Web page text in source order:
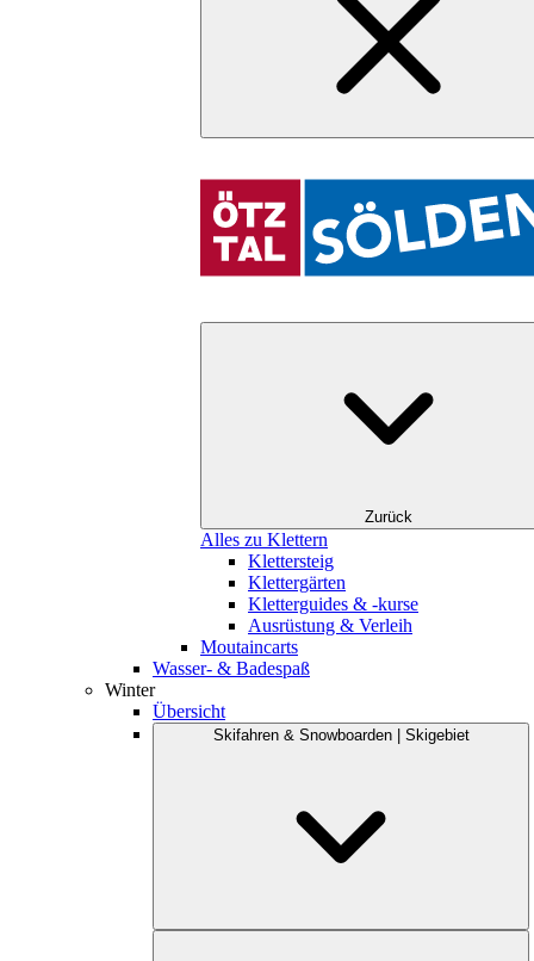
Zurück
Alles zu Klettern
Klettersteig
Klettergärten
Kletterguides & -kurse
Ausrüstung & Verleih
Moutaincarts
Wasser- & Badespaß
Winter
Übersicht
Skifahren & Snowboarden | Skigebiet